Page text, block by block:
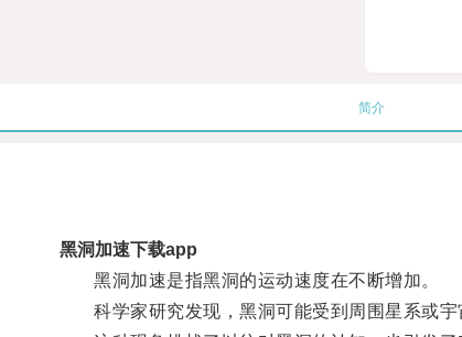
简介
黑洞加速下载app
黑洞加速是指黑洞的运动速度在不断增加。
科学家研究发现，黑洞可能受到周围星系或宇